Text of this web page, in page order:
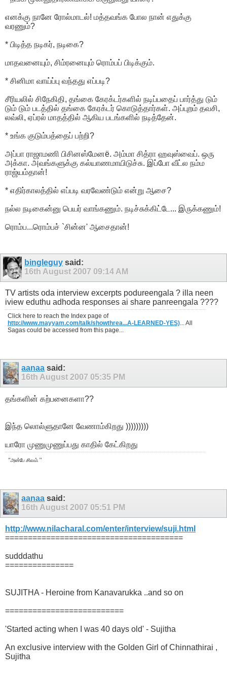
எனக்கு நானே ரோல்மாடல்! மத்தவங்க போல நான் எதுக்கு
வரணும்?
* பிடித்த நடிகர், நடிகை?
மாதவனையும், சிம்ரனையும் ரொம்பப் பிடிக்கும்.
* சினிமா வாய்ப்பு வந்தது எப்படி?
சீரியலில் சிநேகிதி, தங்கை கேரக்டர்களில் நடிப்பதைப் பார்த்து டும்
டும் டும் படத்தில் தங்கை கேரக்டர் கொடுத்தார்கள். அப்புறம் தவசி,
லவ்லி, ஏப்ரல் மாதத்தில் ஆகிய படங்களில் நடித்தேன்.
* உங்க குடும்பத்தைப் பற்றி?
அப்பா ராஜாமணி பிசினஸ்மேனë. அம்மா சித்ரா ஹவுஸ்வைப். ஒரு
அக்கா. அவங்களுக்கு கல்யாணமாயிடுச்சு. இப்போ வீட்ல நம்ம
ராஜ்யம்தான்!
* எதிர்காலத்தில் எப்படி வரவேண்டும் என்று ஆசை?
நல்ல நடிகைன்னு பெயர் வாங்கணும். நடிச்சுக்கிட்டே... இருக்கணும்!
ரொம்ப...ரொம்பச் `சின்ன' ஆசைதான்!
bingleguy said:
16th August 2007 09:14 AM
TV artists oda interview excerpts podureengala ? illa neen
iview eduthu adhoda responses ai share panreengala ????
Click here to reach the Index page of
http://www.mayyam.com/talk/showthrea...A-LEARNED-YES)... All
Sagas could be accessed from this page...
aanaa said:
16th August 2007 05:35 PM
தங்களின் கற்பனைகளா??
இந்த லொல்ளுதானே வேணாம்கிறது )))))))))
யாரோ முணுமுணுப்பது காதில் கேட்கிறது
"அன்பே சிவம்.”
aanaa said:
16th August 2007 05:51 PM
http://www.nilacharal.com/enter/interview/suji.html
=======================================
sudddathu
===============
SUJITHA - Heroine from Kanavarukka ..and so on
==========================
'Started acting when I was 40 days old' - Sujitha
An exclusive interview with the Golden Girl of Chinnathirai ,
Sujitha